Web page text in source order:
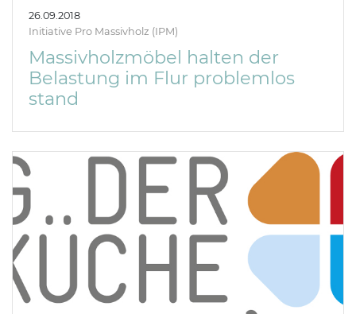
26.09.2018
Initiative Pro Massivholz (IPM)
Massivholzmöbel halten der
Belastung im Flur problemlos
stand